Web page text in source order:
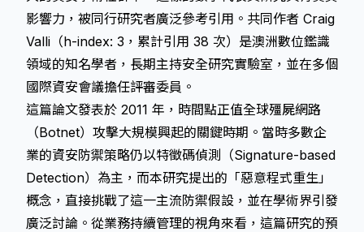
影響力，被同行研究者廣泛參考引用。共同作者 Craig
Valli（h-index: 3，累計引用 38 次）是澳洲數位鑑識
領域的知名學者，長期主持安全研究實驗室，並在多個
國際資安會議擔任評審委員。
這篇論文發表於 2011 年，時間點正值全球殭屍網路
（Botnet）攻擊大規模興起的關鍵時期。當時多數企
業的資安防禦策略仍以特徵碼偵測（Signature-based
Detection）為主，而本研究提出的「惡意程式重生」
概念，直接挑戰了這一主流防禦假設，並在學術界引發
廣泛討論。從業務持續管理的視角來看，這篇研究的預